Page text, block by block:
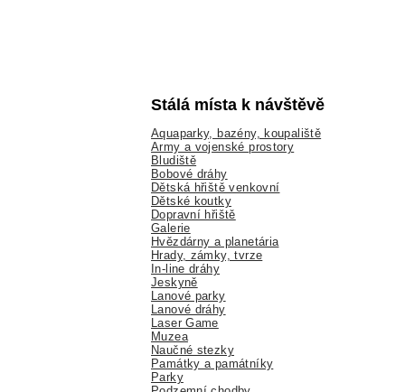
Stálá místa k návštěvě
Aquaparky, bazény, koupaliště
Army a vojenské prostory
Bludiště
Bobové dráhy
Dětská hřiště venkovní
Dětské koutky
Dopravní hřiště
Galerie
Hvězdárny a planetária
Hrady, zámky, tvrze
In-line dráhy
Jeskyně
Lanové parky
Lanové dráhy
Laser Game
Muzea
Naučné stezky
Památky a památníky
Parky